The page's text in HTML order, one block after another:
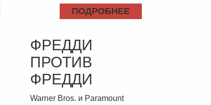
ПОДРОБНЕЕ
ФРЕДДИ
ПРОТИВ
ФРЕДДИ
Warner Bros. и Paramount